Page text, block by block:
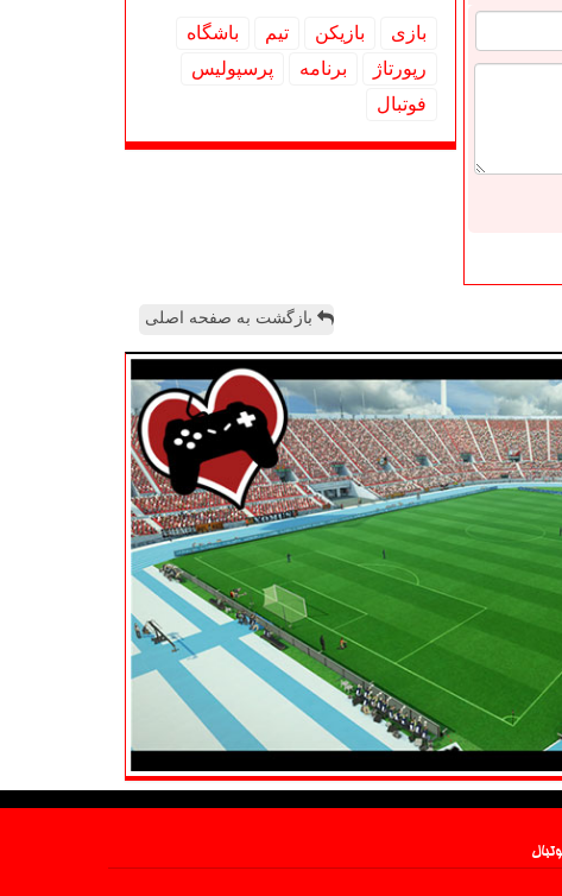
بازی بازیكن تیم
باشگاه
رپورتاژ
برنامه
پرسپولیس
فوتبال
بازگشت به صفحه اصلی